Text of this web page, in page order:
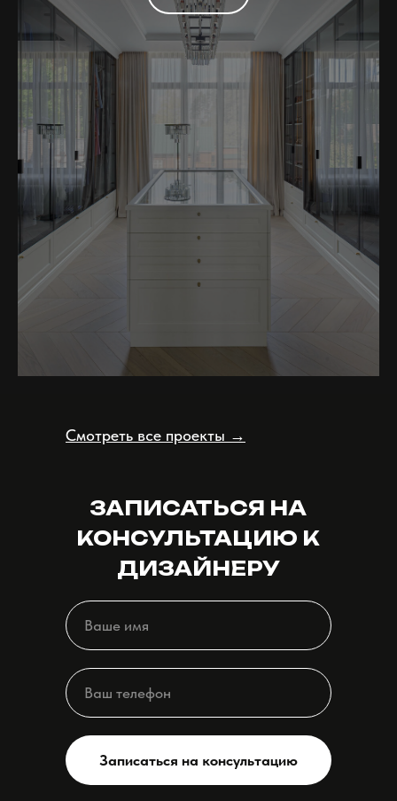
Подробнее
Смотреть все проекты →
ЗАПИСАТЬСЯ НА
КОНСУЛЬТАЦИЮ К
ДИЗАЙНЕРУ
Записаться на консультацию